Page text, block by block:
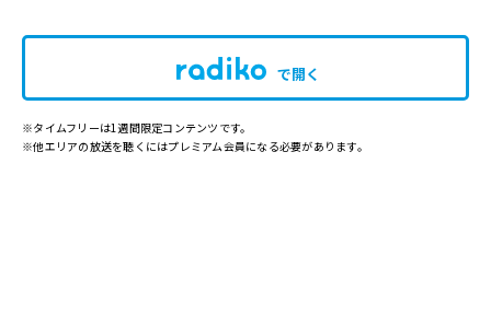
で開く
※タイムフリーは1週間限定コンテンツです。
※他エリアの放送を聴くにはプレミアム会員になる必要があります。